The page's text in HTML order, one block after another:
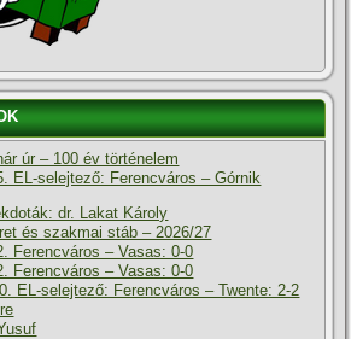
úr – 100 év történelem
EL-selejtező: Ferencváros – Górnik
dr. Lakat Károly
és szakmai stáb – 2026/27
Ferencváros – Vasas: 0-0
Ferencváros – Vasas: 0-0
EL-selejtező: Ferencváros – Twente: 2-2